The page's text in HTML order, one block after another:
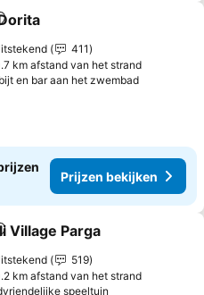
aan favorieten
411
km afstand van het strand
en bar aan het zwembad
Prijzen bekijken
aan favorieten
Village Parga
519
km afstand van het strand
speeltuin